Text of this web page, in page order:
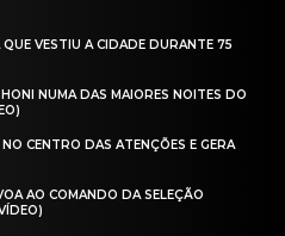
VESTIU A CIDADE DURANTE 75
NUMA DAS MAIORES NOITES DO
CENTRO DAS ATENÇÕES E GERA
AO COMANDO DA SELEÇÃO